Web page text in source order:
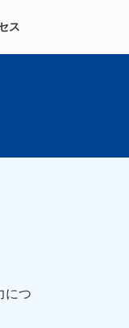
ス
につ